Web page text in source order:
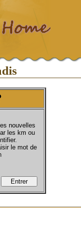
nouvelles
les km ou
le mot de